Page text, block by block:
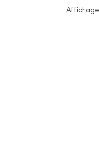
Affichage